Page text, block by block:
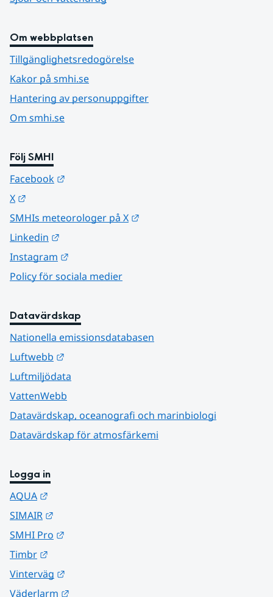
Om webbplatsen
Tillgänglighetsredogörelse
Kakor på smhi.se
Hantering av personuppgifter
Om smhi.se
Följ SMHI
Facebook
X
SMHIs meteorologer på X
Linkedin
Instagram
Policy för sociala medier
Datavärdskap
Nationella emissionsdatabasen
Luftwebb
Luftmiljödata
VattenWebb
Datavärdskap, oceanografi och marinbiologi
Datavärdskap för atmosfärkemi
Logga in
AQUA
SIMAIR
SMHI Pro
Timbr
Vinterväg
Väderlarm